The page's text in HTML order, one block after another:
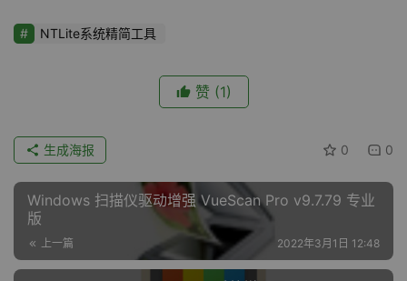
NTLite系统精简工具
赞 (1)
0 0
生成海报
Windows 扫描仪驱动增强 VueScan Pro v9.7.79 专业
版
上一篇 2022年3月1日 12:48